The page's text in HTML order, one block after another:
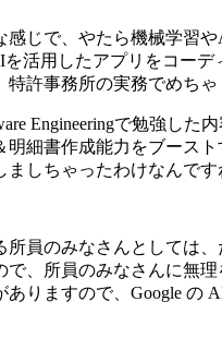
じで、やたら機械学習
活用したアプリをコー
許事務所の実務でめちゃ
Engineeringで勉強し
細書作成能力をブース
しちゃったわけなんです
員のみなさんとしては
、所員のみなさんに無
りますので、Google の